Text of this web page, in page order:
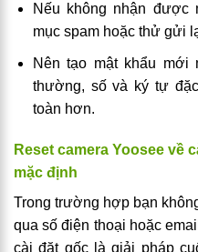
Nếu không nhận được
mục spam hoặc thử gửi
Nên tạo mật khẩu
thường, số và ký tự
toàn hơn.
Reset camera Yoosee về
mặc định
Trong trường hợp bạn
qua số điện thoại hoặc
cài đặt gốc là giải pháp